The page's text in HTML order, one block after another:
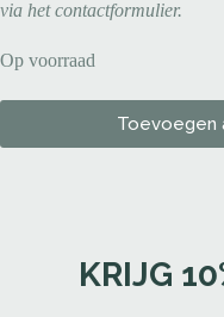
via het contactformulier.
Op voorraad
Toevoegen
KRIJG